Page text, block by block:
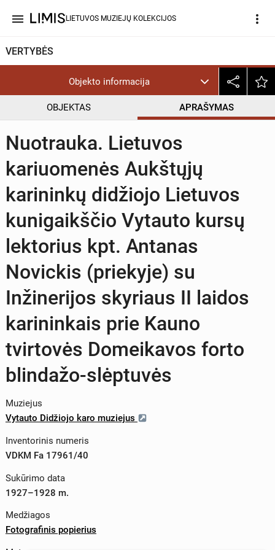
menu LIETUVOS MUZIEJŲ KOLEKCIJOS more_vert
VERTYBĖS
Objekto informacija
OBJEKTAS APRAŠYMAS
Nuotrauka. Lietuvos
kariuomenės Aukštųjų
karininkų didžiojo Lietuvos
kunigaikščio Vytauto kursų
lektorius kpt. Antanas
Novickis (priekyje) su
Inžinerijos skyriaus II laidos
karininkais prie Kauno
tvirtovės Domeikavos forto
blindažo-slėptuvės
Muziejus
Vytauto Didžiojo karo muziejus
Inventorinis numeris
VDKM Fa 17961/40
Sukūrimo data
1927–1928 m.
Medžiagos
Fotografinis popierius